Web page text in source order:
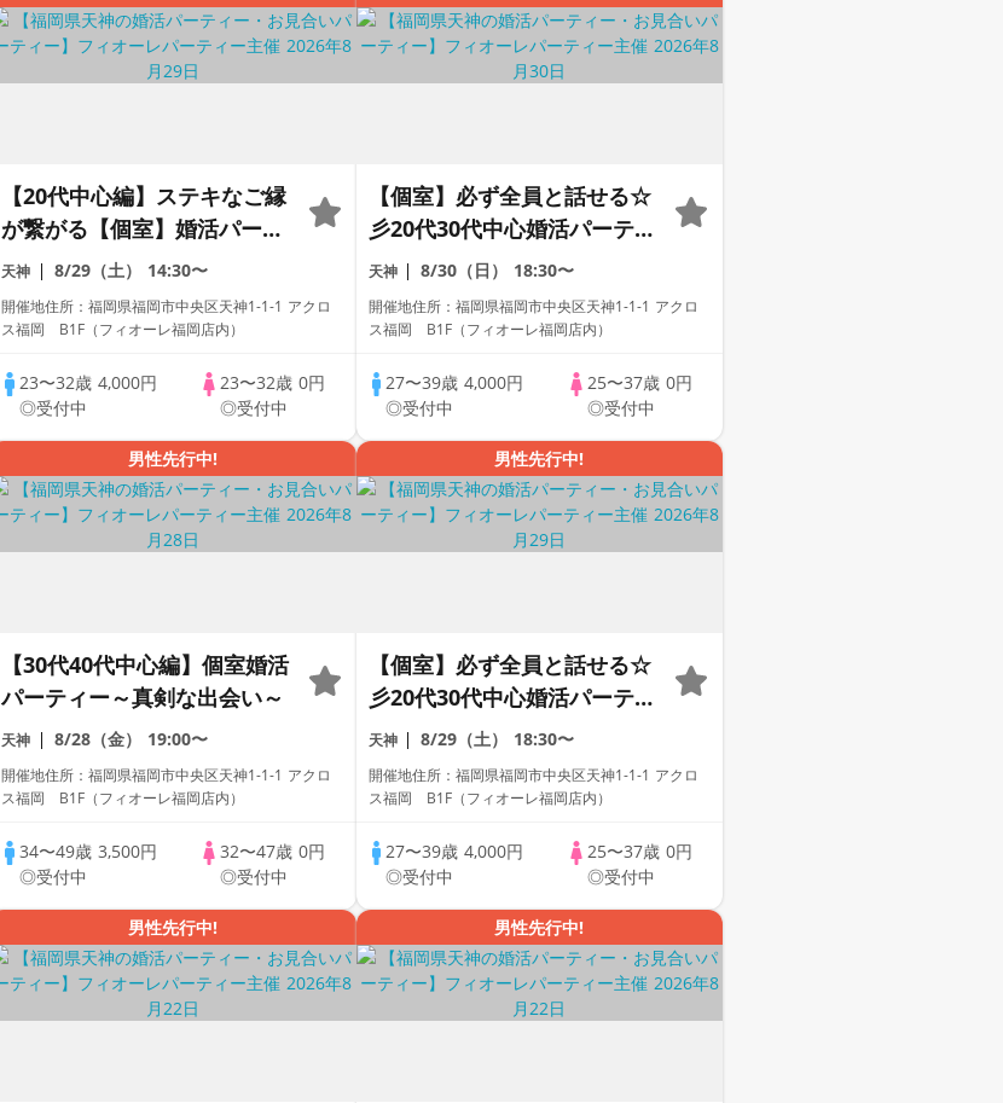
【20代中心編】ステキなご縁
が繋がる【個室】婚活パーテ
ィー～真剣な出会い～
天神 8/29（土） 14:30〜
開催地住所：福岡県福岡市中央区天神1-1-1 アクロ
ス福岡 B1F（フィオーレ福岡店内）
23〜32歳 4,000円
◎受付中
23〜32歳0円
◎受付中
【個室】必ず全員と話せる☆
彡20代30代中心婚活パーティ
ー～真剣な出会い～
天神 8/30（日） 18:30〜
開催地住所：福岡県福岡市中央区天神1-1-1 アクロ
ス福岡 B1F（フィオーレ福岡店内）
27〜39歳4,000円
◎受付中
25〜37歳 0円
◎受付中
男性先行中!
【30代40代中心編】個室婚活
パーティー～真剣な出会い～
天神 8/28（金） 19:00〜
開催地住所：福岡県福岡市中央区天神1-1-1 アクロ
ス福岡 B1F（フィオーレ福岡店内）
34〜49歳 3,500円
◎受付中
32〜47歳0円
◎受付中
男性先行中!
【個室】必ず全員と話せる☆
彡20代30代中心婚活パーティ
ー～真剣な出会い～
天神 8/29（土） 18:30〜
開催地住所：福岡県福岡市中央区天神1-1-1 アクロ
ス福岡 B1F（フィオーレ福岡店内）
27〜39歳4,000円
◎受付中
25〜37歳 0円
◎受付中
男性先行中! 男性先行中!